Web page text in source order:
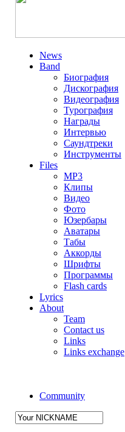
News
Band
Биография
Дискография
Видеография
Турография
Награды
Интервью
Саундтреки
Инструменты
Files
MP3
Клипы
Видео
Фото
Юзербары
Аватары
Табы
Аккорды
Шрифты
Программы
Flash cards
Lyrics
About
Team
Contact us
Links
Links exchange
Community